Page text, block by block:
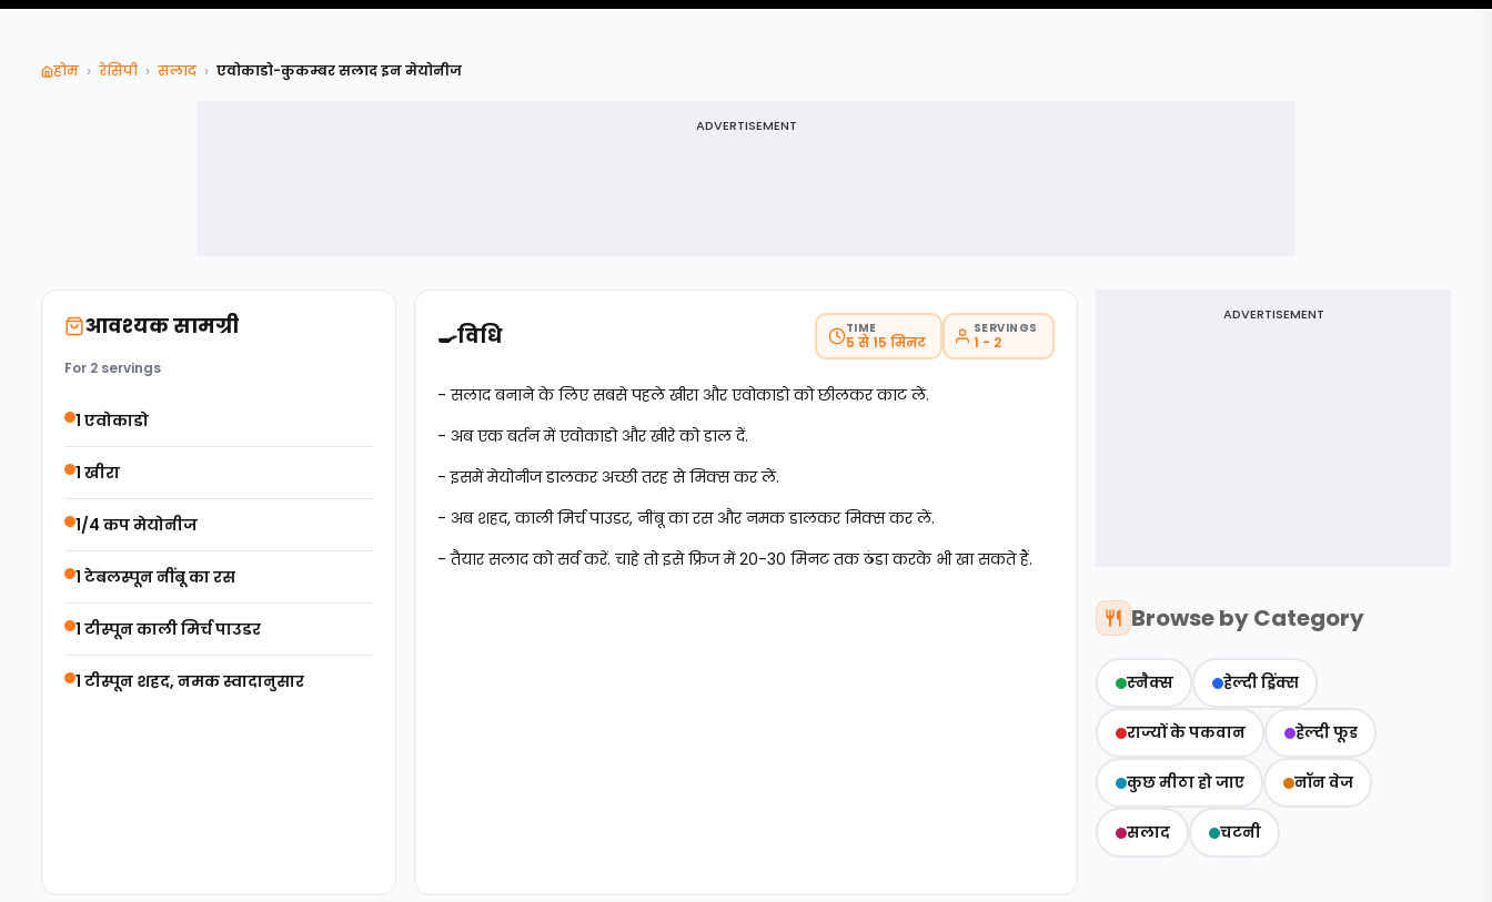
होम › रेसिपी › सलाद › एवोकाडो-कुकम्बर सलाद इन मेयोनीज
ADVERTISEMENT
आवश्यक सामग्री
For 2 servings
1 एवोकाडो
1 खीरा
1/4 कप मेयोनीज
1 टेबलस्पून नींबू का रस
1 टीस्पून काली मिर्च पाउडर
1 टीस्पून शहद, नमक स्वादानुसार
🍳विधि TIME
5 से 15 मिनट
SERVINGS
1 - 2
- सलाद बनाने के लिए सबसे पहले खीरा और एवोकाडो को छीलकर काट लें.
- अब एक बर्तन में एवोकाडो और खीरे को डाल दें.
- इसमें मेयोनीज डालकर अच्छी तरह से मिक्स कर लें.
- अब शहद, काली मिर्च पाउडर, नींबू का रस और नमक डालकर मिक्स कर लें.
- तैयार सलाद को सर्व करें. चाहे तो इसे फ्रिज में 20-30 मिनट तक ठंडा करके भी खा सकते हैं.
ADVERTISEMENT
Browse by Category
स्‍नैक्‍स हेल्दी ड्रिंक्स
राज्‍यों के पकवान हेल्‍दी फूड
कुछ मीठा हो जाए नॉन वेज
सलाद चटनी